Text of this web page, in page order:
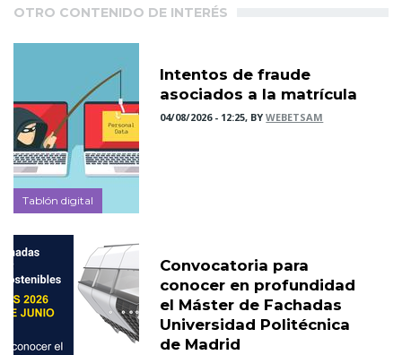
OTRO CONTENIDO DE INTERÉS
Tablón digital
Intentos de fraude
asociados a la matrícula
04/08/2026 - 12:25, BYWEBETSAM
Convocatoria para
conocer en profundidad
el Máster de Fachadas
Universidad Politécnica
de Madrid